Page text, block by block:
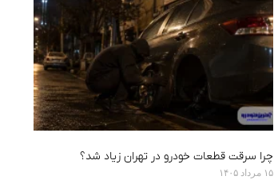
چرا سرقت قطعات خودرو در تهران زیاد شد؟
۱۵ مرداد ۱۴۰۵